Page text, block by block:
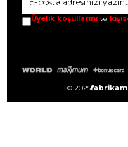
GÖNDER
Üyelik koşullarını ve
© 2025